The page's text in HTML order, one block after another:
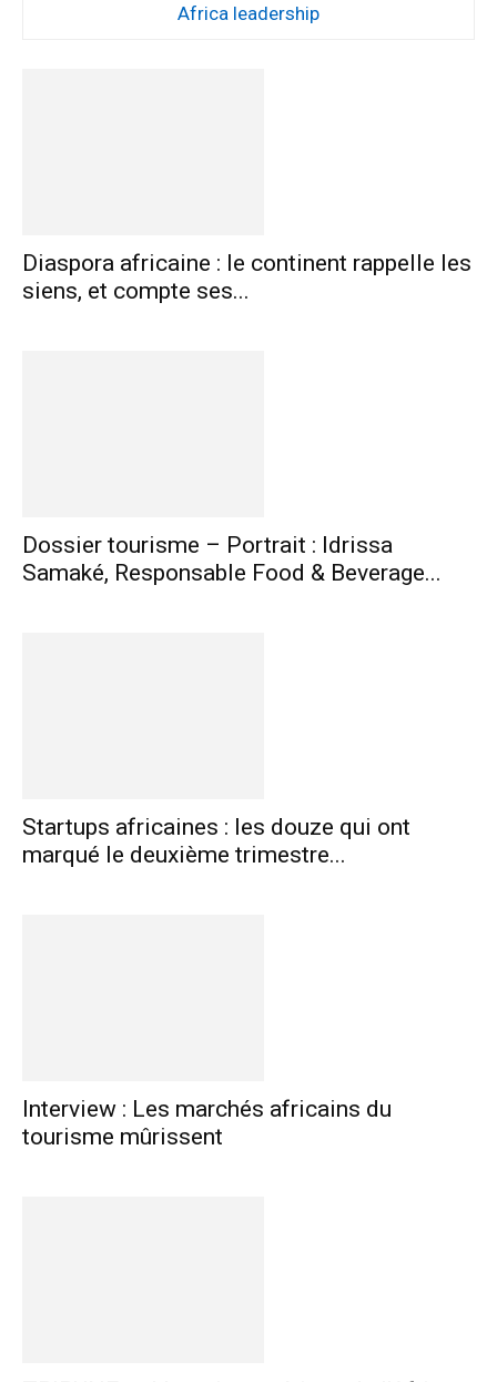
Africa leadership
Diaspora africaine : le continent rappelle les
siens, et compte ses...
Dossier tourisme – Portrait : Idrissa
Samaké, Responsable Food & Beverage...
Startups africaines : les douze qui ont
marqué le deuxième trimestre...
Interview : Les marchés africains du
tourisme mûrissent